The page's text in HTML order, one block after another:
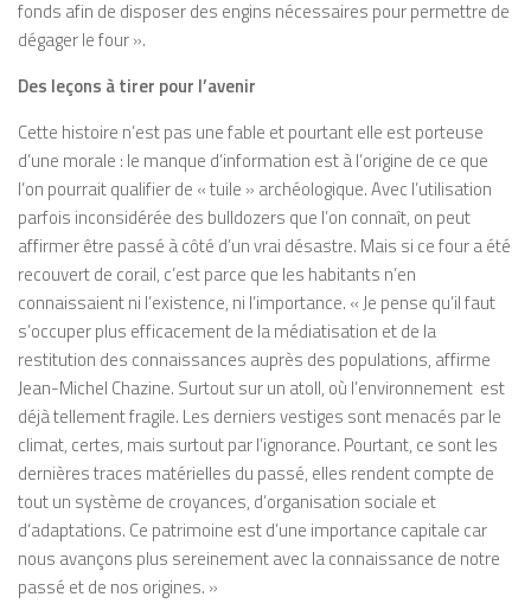
fonds afin de disposer des engins nécessaires pour permettre de
dégager le four ».
Des leçons à tirer pour l’avenir
Cette histoire n’est pas une fable et pourtant elle est porteuse
d’une morale : le manque d’information est à l’origine de ce que
l’on pourrait qualifier de « tuile » archéologique. Avec l’utilisation
parfois inconsidérée des bulldozers que l’on connaît, on peut
affirmer être passé à côté d’un vrai désastre. Mais si ce four a été
recouvert de corail, c’est parce que les habitants n’en
connaissaient ni l’existence, ni l’importance. « Je pense qu’il faut
s’occuper plus efficacement de la médiatisation et de la
restitution des connaissances auprès des populations, affirme
Jean-Michel Chazine. Surtout sur un atoll, où l’environnement est
déjà tellement fragile. Les derniers vestiges sont menacés par le
climat, certes, mais surtout par l’ignorance. Pourtant, ce sont les
dernières traces matérielles du passé, elles rendent compte de
tout un système de croyances, d’organisation sociale et
d‘adaptations. Ce patrimoine est d’une importance capitale car
nous avançons plus sereinement avec la connaissance de notre
passé et de nos origines. »